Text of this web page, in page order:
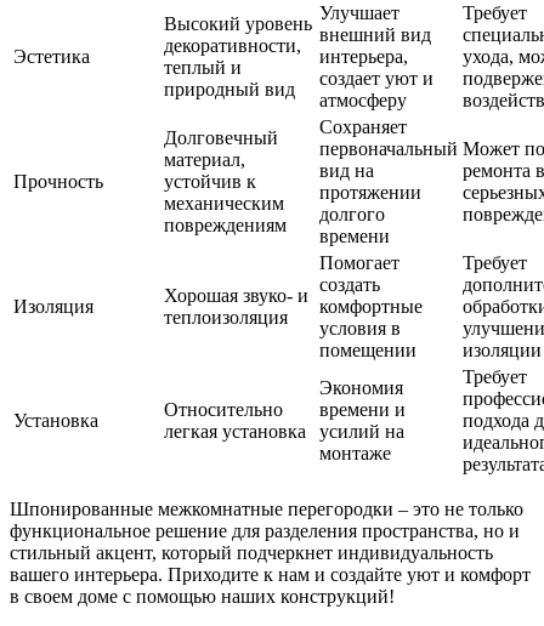
Эстетика
Высокий уровень
декоративности,
теплый и
природный вид
Улучшает
внешний вид
интерьера,
создает уют и
атмосферу
Требует
ухода,
Прочность
Долговечный
материал,
устойчив к
механическим
повреждениям
Сохраняет
первоначальный
вид на
протяжении
долгого
времени
Может
ремонта
Изоляция
Хорошая звуко- и
теплоизоляция
Помогает
создать
комфортные
условия в
помещении
Требует
изоляции
Установка
Относительно
легкая установка
Экономия
времени и
усилий на
монтаже
Требует
подхода
Шпонированные межкомнатные перегородки – это не только
функциональное решение для разделения пространства, но и
стильный акцент, который подчеркнет индивидуальность
вашего интерьера. Приходите к нам и создайте уют и комфорт
в своем доме с помощью наших конструкций!